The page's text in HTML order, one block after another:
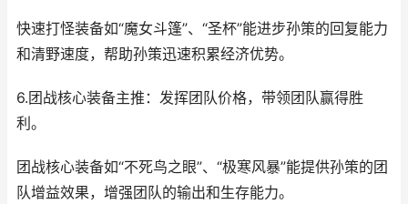
快速打怪装备如“魔女斗篷”、“圣杯”能进步孙策的回复能力
和清野速度，帮助孙策迅速积累经济优势。
6.团战核心装备主推：发挥团队价格，带领团队赢得胜
利。
团战核心装备如“不死鸟之眼”、“极寒风暴”能提供孙策的团
队增益效果，增强团队的输出和生存能力。